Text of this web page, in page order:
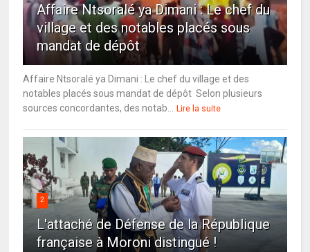
Affaire Ntsoralé ya Dimani : Le chef du
village et des notables placés sous
mandat de dépôt
Affaire Ntsoralé ya Dimani : Le chef du village et des
notables placés sous mandat de dépôt Selon plusieurs
sources concordantes, des notab... Lire la suite
2
L'attaché de Défense de la République
française à Moroni distingué !